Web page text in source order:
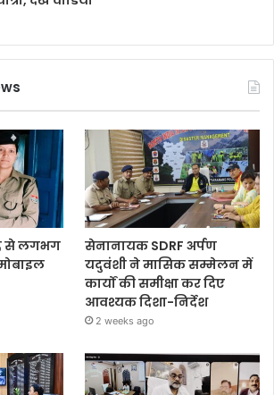
से लगभग
सेनानायक SDRF अर्पण
यदुवंशी ने मासिक सम्मेलन में
कार्यों की समीक्षा कर दिए
आवश्यक दिशा-निर्देश
2 weeks ago